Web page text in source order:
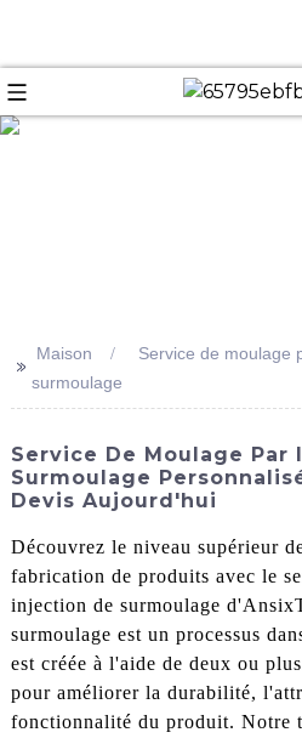
+86
>>
Maison
Service de moulage
surmoulage
Service De Moulage Par
Surmoulage
Devis Aujourd'hui
Découvrez le niveau supérieur
fabrication de produits avec le
injection de surmoulage
surmoulage est un processus
est créée à l'aide de deux ou
pour améliorer la durabilité,
fonctionnalité du produit. Notre